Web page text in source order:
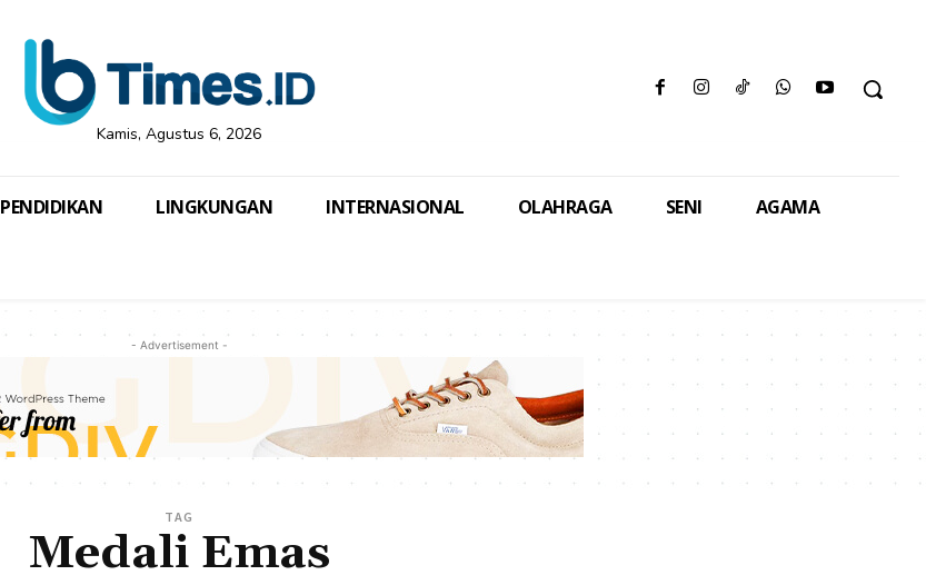
Kamis, Agustus 6, 2026
PENDIDIKAN LINGKUNGAN INTERNASIONAL OLAHRAGA SENI AGAMA
- Advertisement -
TAG
Medali Emas